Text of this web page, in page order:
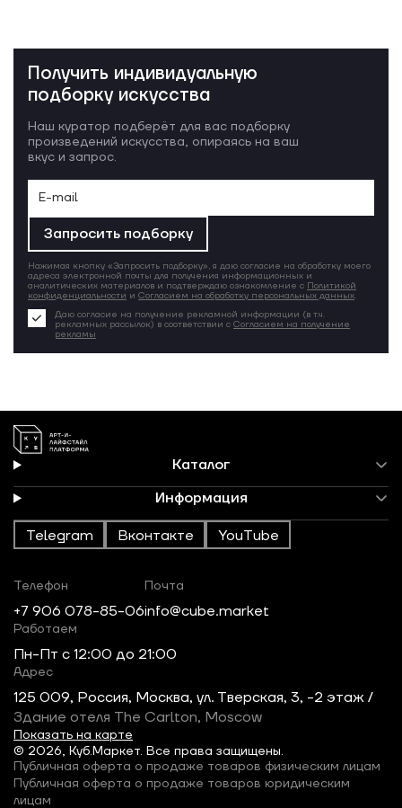
Получить индивидуальную
подборку искусства
Наш куратор подберёт для вас подборку
произведений искусства, опираясь на ваш
вкус и запрос.
Запросить подборку
Нажимая кнопку «Запросить подборку», я даю согласие на обработку моего
адреса электронной почты для получения информационных и
аналитических материалов и подтверждаю ознакомление с Политикой
конфиденциальности и Согласием на обработку персональных данных.
Даю согласие на получение рекламной информации (в т.ч.
рекламных рассылок) в соответствии с Согласием на получение
рекламы
Каталог
Информация
Telegram Вконтакте YouTube
© 2026, Куб.Маркет. Все права защищены.
Телефон
+7 906 078-85-06
Почта
info@cube.market
Работаем
Пн-Пт c 12:00 до 21:00
Адрес
125 009, Россия, Москва, ул. Тверская, 3, -2 этаж /
Здание отеля The Carlton, Moscow
Показать на карте
Публичная оферта о продаже товаров физическим лицам
Публичная оферта о продаже товаров юридическим
лицам